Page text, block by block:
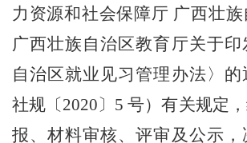
力资源和社会保障厅 广西壮
广西壮族自治区教育厅关于
自治区就业见习管理办法〉的
社规〔2020〕 5号）有关规定
报、材料审核、评审及公示 ，